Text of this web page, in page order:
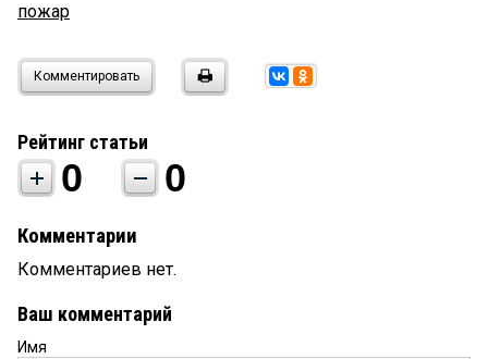
пожар
Комментировать
Рейтинг статьи
0 0
Комментарии
Комментариев нет.
Ваш комментарий
Имя